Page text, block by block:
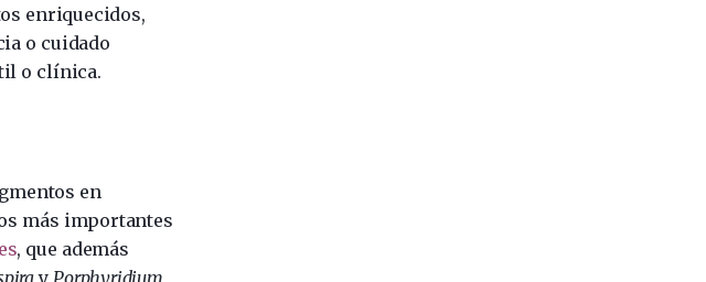
enriquecidos,
o cuidado
o clínica.
en
más importantes
, que además
y Porphyridium